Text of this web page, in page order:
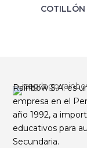
Rainbow S.A. es
empresa en el
año 1992, a
educativos para
Secundaria.